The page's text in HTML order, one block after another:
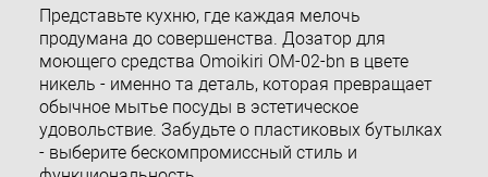
Представьте кухню, где каждая мелочь
продумана до совершенства. Дозатор для
моющего средства Omoikiri OM-02-bn в цвете
никель - именно та деталь, которая превращает
обычное мытье посуды в эстетическое
удовольствие. Забудьте о пластиковых бутылках
- выберите бескомпромиссный стиль и